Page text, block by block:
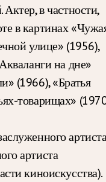
в частности,
в картинах
улице» (1956),
на дне»
(1966), «Братья
товарищах»
артиста
киноискусства).